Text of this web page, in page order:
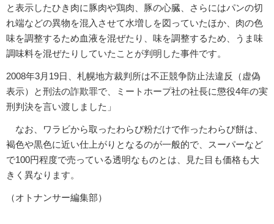
と表示したひき肉に豚肉や鶏肉、豚の心臓、さらにはパンの切
れ端などの異物を混入させて水増しを図っていたほか、肉の色
味を調整するため血液を混ぜたり、味を調整するため、うま味
調味料を混ぜたりしていたことが判明した事件です。
2008年3月19日、札幌地方裁判所は不正競争防止法違反（虚偽
表示）と刑法の詐欺罪で、ミートホープ社の社長に懲役4年の実
刑判決を言い渡しました」
なお、ワラビから取ったわらび粉だけで作ったわらび餅は、
褐色や黒色に近い仕上がりとなるのが一般的で、スーパーなど
で100円程度で売っている透明なものとは、見た目も価格も大
きく異なります。
（オトナンサー編集部）